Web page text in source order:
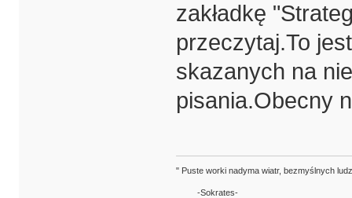
zakładkę
przeczytaj.To
skazanych na
pisania.Obecny
" Puste worki nadyma wiatr, bezmyślnych
-Sokrates-